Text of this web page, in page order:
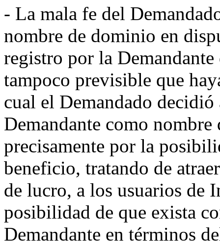
- La mala fe del
nombre de dominio en
registro por la
tampoco previsible que
cual el Demandado
Demandante como
precisamente por la
beneficio, tratando de
de lucro, a los usuarios de
posibilidad de que exista
Demandante en términos